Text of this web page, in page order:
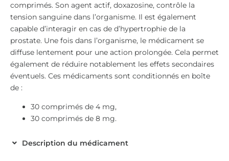
comprimés. Son agent actif, doxazosine, contrôle la
tension sanguine dans l’organisme. Il est également
capable d’interagir en cas de d’hypertrophie de la
prostate. Une fois dans l’organisme, le médicament se
diffuse lentement pour une action prolongée. Cela permet
également de réduire notablement les effets secondaires
éventuels. Ces médicaments sont conditionnés en boîte
de :
30 comprimés de 4 mg,
30 comprimés de 8 mg.
Description du médicament